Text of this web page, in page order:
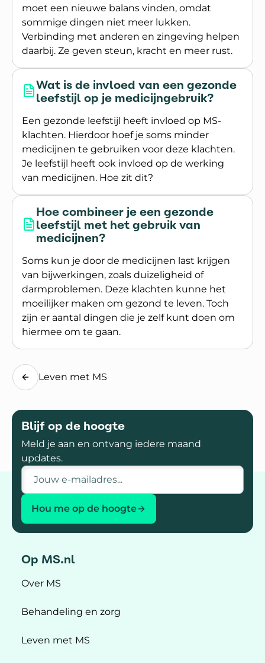
moet een nieuwe balans vinden, omdat
sommige dingen niet meer lukken.
Verbinding met anderen en zingeving helpen
daarbij. Ze geven steun, kracht en meer rust.
Lees meer over Wat is de invloed van sociaal
Wat is de invloed van een gezonde
leefstijl op je medicijngebruik?
Een gezonde leefstijl heeft invloed op MS-
klachten. Hierdoor hoef je soms minder
medicijnen te gebruiken voor deze klachten.
Je leefstijl heeft ook invloed op de werking
van medicijnen. Hoe zit dit?
Lees meer over Wat is de invloed van een
Hoe combineer je een gezonde
leefstijl met het gebruik van
medicijnen?
Soms kun je door de medicijnen last krijgen
van bijwerkingen, zoals duizeligheid of
darmproblemen. Deze klachten kunne het
moeilijker maken om gezond te leven. Toch
zijn er aantal dingen die je zelf kunt doen om
hiermee om te gaan.
Lees meer over Hoe combineer je een
Leven met MS
Blijf op de hoogte
Meld je aan en ontvang iedere maand
updates.
E-mailadres
Hou me op de hoogte
Op MS.nl
Over MS
Behandeling en zorg
Leven met MS